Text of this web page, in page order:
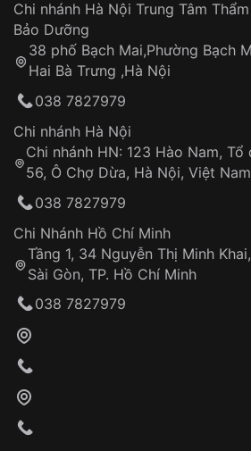
Áp dụng cho tất cả tỉnh
Thời gian tính từ khi xác
công
Hotline: 0585 215 215
Từ khóa SEO:
Khách hàng kiểm tra và
Dây đeo
Sản phẩm đã bị:
Tự ý sửa chữa
thống VNLUX
Đảm bảo quyền lợi khách
Đồng hành cùng khách
trình sử dụng
Chi nhánh Hà Nội Trung Tâm
Bảo Dưỡng
38 phố Bạch Mai,Phường Bạch
Hai Bà Trưng ,Hà Nội
038 7827979
Chi nhánh Hà Nội
Chi nhánh HN: 123 Hào Nam, Tổ
56, Ô Chợ Dừa, Hà Nội, Việt Nam
038 7827979
Chi Nhánh Hồ Chí Minh
Tầng 1, 34 Nguyễn Thị Minh
Sài Gòn, TP. Hồ Chí Minh
038 7827979